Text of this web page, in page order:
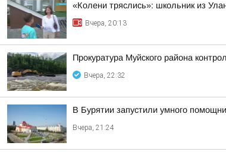
«Колени тряслись»: школьник из
Вчера, 20:13
Прокуратура Муйского района
Вчера, 22:32
В Бурятии запустили умного
Вчера, 21:24